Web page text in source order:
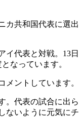
カ共和国代表に選出
イ代表と対戦。13日
なっています。
メントしています。
。代表の試合に出ら
ないように元気にチ